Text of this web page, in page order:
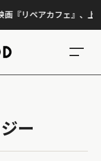
カフェ』、上映300回
ー